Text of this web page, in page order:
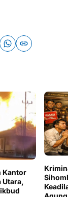
Kantor
Utara,